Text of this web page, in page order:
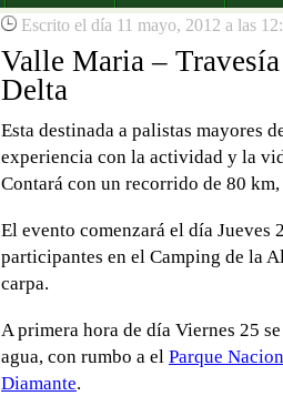
Escrito el día 11 mayo, 2012 a las
Valle Maria –
Delta
Esta destinada a palistas mayores
experiencia con la actividad y la
Contará con un recorrido de 80
El evento comenzará el día Jueves
participantes en el Camping de la
carpa.
A primera hora de día Viernes 25
agua, con rumbo a el Parque
Diamante.